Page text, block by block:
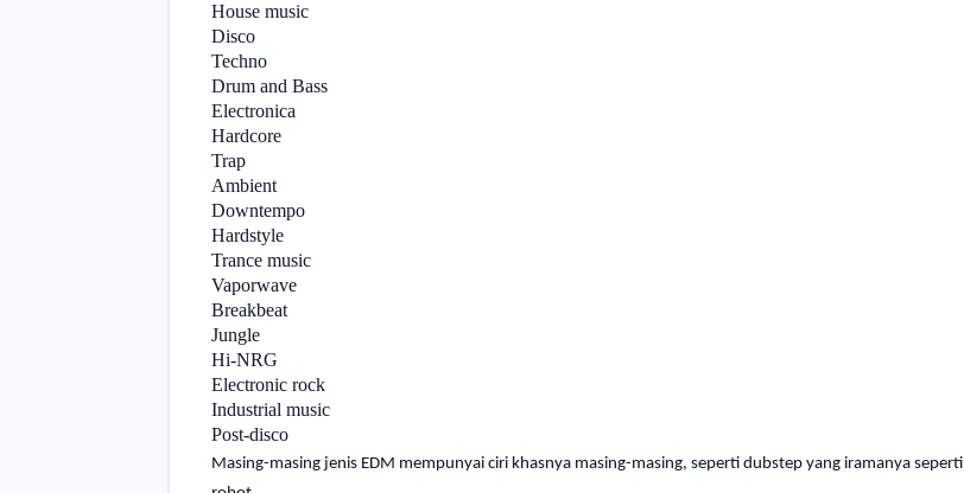
House music
Disco
Techno
Drum and Bass
Electronica
Hardcore
Trap
Ambient
Downtempo
Hardstyle
Trance music
Vaporwave
Breakbeat
Jungle
Hi-NRG
Electronic rock
Industrial music
Post-disco
Masing-masing jenis EDM mempunyai ciri khasnya masing-masing, seperti dubstep yang iramanya seperti